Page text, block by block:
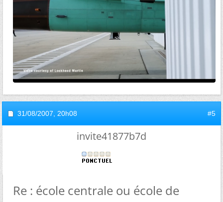
31/08/2007, 20h08 #5
invite41877b7d
Re : école centrale ou école de